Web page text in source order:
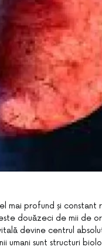
mai profund și constant
douăzeci de mii de
devine centrul
umani sunt structuri